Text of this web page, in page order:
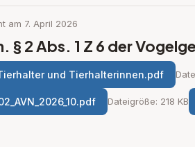
am 7. April 2026
§ 2 Abs. 1 Z 6 der
und Tierhalterinnen.pdf
Dateigröße: 218 KB